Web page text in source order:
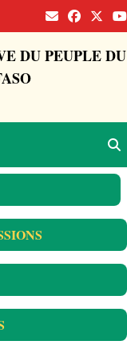
DU PEUPLE DU